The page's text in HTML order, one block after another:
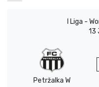
I Liga -
13
Petržalka W